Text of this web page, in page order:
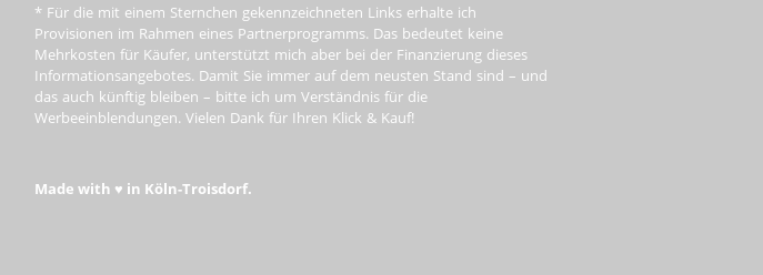
* Für die mit einem Sternchen gekennzeichneten Links erhalte ich
Provisionen im Rahmen eines Partnerprogramms. Das bedeutet keine
Mehrkosten für Käufer, unterstützt mich aber bei der Finanzierung dieses
Informationsangebotes. Damit Sie immer auf dem neusten Stand sind – und
das auch künftig bleiben – bitte ich um Verständnis für die
Werbeeinblendungen. Vielen Dank für Ihren Klick & Kauf!
Made with ♥ in Köln-Troisdorf.